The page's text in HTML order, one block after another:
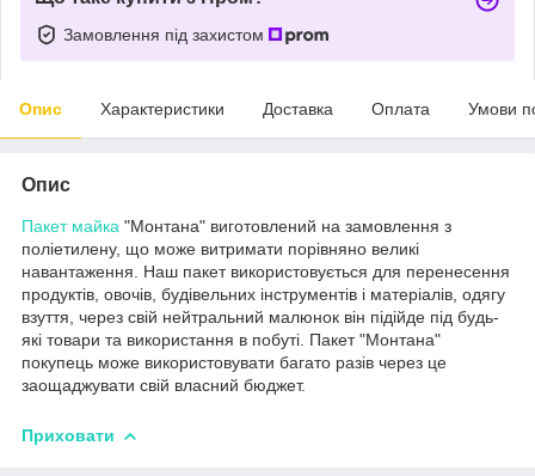
Замовлення під захистом
Опис Характеристики Доставка Оплата Умови
Опис
Пакет майка "Монтана" виготовлений на замовлення з
поліетилену, що може витримати порівняно великі
навантаження. Наш пакет використовується для перенесення
продуктів, овочів, будівельних інструментів і матеріалів, одягу
взуття, через свій нейтральний малюнок він підійде під будь-
які товари та використання в побуті. Пакет "Монтана"
покупець може використовувати багато разів через це
заощаджувати свій власний бюджет.
Приховати